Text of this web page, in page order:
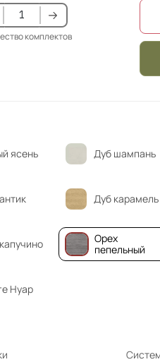
комплектов
ясень Дуб шампань
Дуб карамель
Орех
пепельный
Нуар